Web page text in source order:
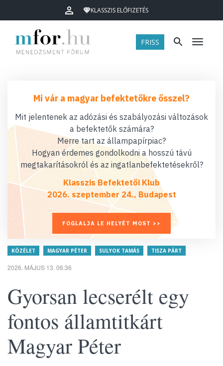
KLASSZIS ELŐFIZETÉS
FRISS Menü
Mi vár a magyar befektetőkre ősszel?
Mit jelentenek az adózási és szabályozási változások
a befektetők számára?
Merre tart az állampapírpiac?
Hogyan érdemes gondolkodni a hosszú távú
megtakarításokról és az ingatlanbefektetésekről?
Klasszis Befektetői Klub
2026. szeptember 24., Budapest
FOGLALJA LE HELYÉT MOST >>
KÖZÉLET MAGYAR PÉTER SULYOK TAMÁS TISZA PÁRT
2026. MÁJUS 13. 06:36
Gyorsan lecserélt egy
fontos államtitkárt
Magyar Péter